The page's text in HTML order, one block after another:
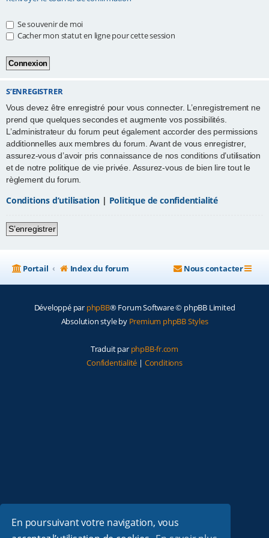
En poursuivant votre navigation, vous
Se souvenir de moi
Cacher mon statut en ligne pour cette session
S’ENREGISTRER
Vous devez être enregistré pour vous connecter. L’enregistrement ne
prend que quelques secondes et augmente vos possibilités.
L’administrateur du forum peut également accorder des permissions
additionnelles aux membres du forum. Avant de vous enregistrer,
assurez-vous d’avoir pris connaissance de nos conditions d’utilisation
et de notre politique de vie privée. Assurez-vous de bien lire tout le
règlement du forum.
Conditions d’utilisation | Politique de confidentialité
S’enregistrer
Portail Index du forum Nous contacter
Développé par phpBB® Forum Software © phpBB Limited
Absolution style by Premium phpBB Styles
Traduit par phpBB-fr.com
Confidentialité | Conditions